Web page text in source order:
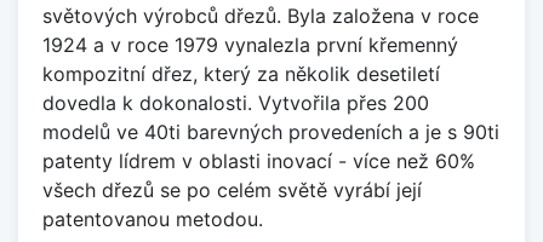
světových výrobců dřezů. Byla založena v roce
1924 a v roce 1979 vynalezla první křemenný
kompozitní dřez, který za několik desetiletí
dovedla k dokonalosti. Vytvořila přes 200
modelů ve 40ti barevných provedeních a je s 90ti
patenty lídrem v oblasti inovací - více než 60%
všech dřezů se po celém světě vyrábí její
patentovanou metodou.